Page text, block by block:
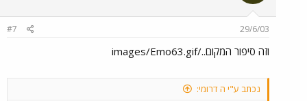
29/6/03
#7
וזה סיפור המקום../images/Emo63.gif
נכתב ע"י ה דרומי: